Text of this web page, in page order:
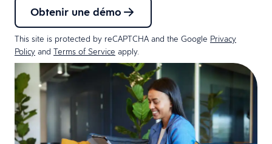
Obtenir une démo
This site is protected by reCAPTCHA and the Google Privacy
Policy and Terms of Service apply.